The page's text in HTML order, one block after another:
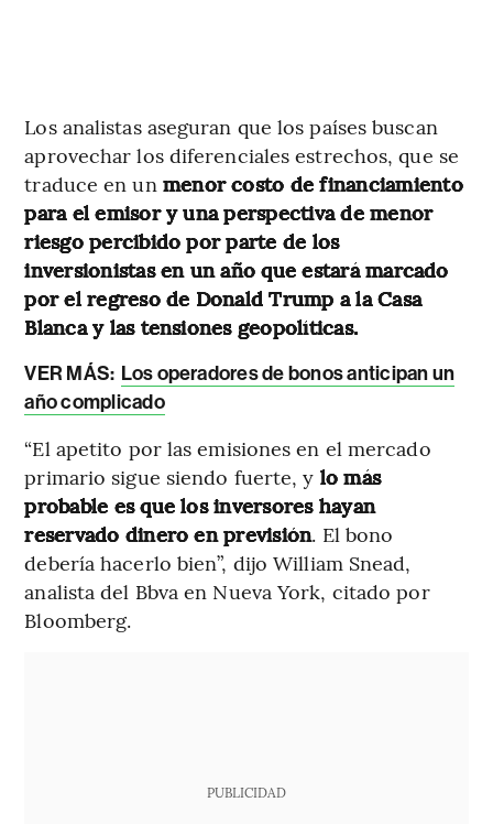
Los analistas aseguran que los países buscan
aprovechar los diferenciales estrechos, que se
traduce en un menor costo de financiamiento
para el emisor y una perspectiva de menor
riesgo percibido por parte de los
inversionistas en un año que estará marcado
por el regreso de Donald Trump a la Casa
Blanca y las tensiones geopolíticas.
VER MÁS: Los operadores de bonos anticipan un
año complicado
“El apetito por las emisiones en el mercado
primario sigue siendo fuerte, y lo más
probable es que los inversores hayan
reservado dinero en previsión. El bono
debería hacerlo bien”, dijo William Snead,
analista del Bbva en Nueva York, citado por
Bloomberg.
PUBLICIDAD